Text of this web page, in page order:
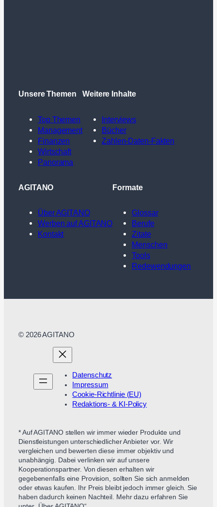
Unsere Themen
Top Themen
Management
Finanzen
Wirtschaft
Panorama
Weitere Inhalte
Interviews
Bücher
Zahlen-Daten-Fakten
AGITANO
Über AGITANO
Werben auf AGITANO
Kontakt
Formate
Glossar
Berufe
Zitate
Menschen
Tools
Redewendungen
© 2026 AGITANO
Datenschutz
Impressum
Cookie-Richtlinie (EU)
Redaktions- & KI-Policy
* Auf AGITANO stellen wir immer wieder Produkte und
Dienstleistungen unterschiedlicher Anbieter vor. Wir
vergleichen und bewerten diese immer objektiv und
unabhängig. Dabei verlinken wir auf unsere
Kooperationspartner. Von diesen erhalten wir
gegebenenfalls eine Provision, sollten Sie sich anmelden
oder etwas kaufen. Ihr Preis bleibt jedoch immer gleich. Sie
haben dadurch keinen Nachteil. Mehr dazu erfahren Sie